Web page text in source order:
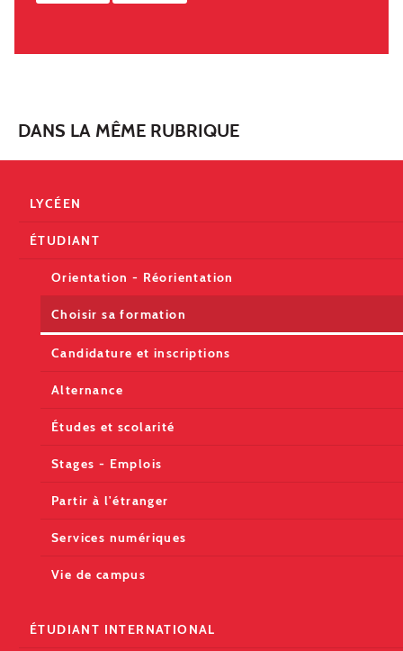
DANS LA MÊME RUBRIQUE
LYCÉEN
ÉTUDIANT
Orientation - Réorientation
Choisir sa formation
Candidature et inscriptions
Alternance
Études et scolarité
Stages - Emplois
Partir à l'étranger
Services numériques
Vie de campus
ÉTUDIANT INTERNATIONAL